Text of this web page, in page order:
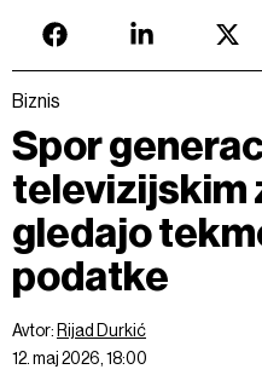
Biznis
Spor
televizijskim
gledajo
podatke
Avtor: Rijad Durkić
12. maj 2026, 18:00